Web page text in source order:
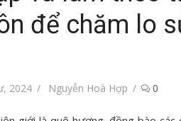
để chăm lo
2024
Tác
Nguyễn Hoà Hợp 0